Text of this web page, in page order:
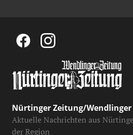
Nürtinger Zeitung/
Aktuelle Nachrichten aus
der Region